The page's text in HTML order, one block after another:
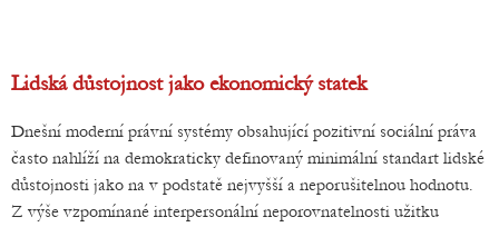
Lidská důstojnost jako ekonomický statek
Dnešní moderní právní systémy obsahující pozitivní sociální práva
často nahlíží na demokraticky definovaný minimální standart lidské
důstojnosti jako na v podstatě nejvyšší a neporušitelnou hodnotu.
Z výše vzpomínané interpersonální neporovnatelnosti užitku